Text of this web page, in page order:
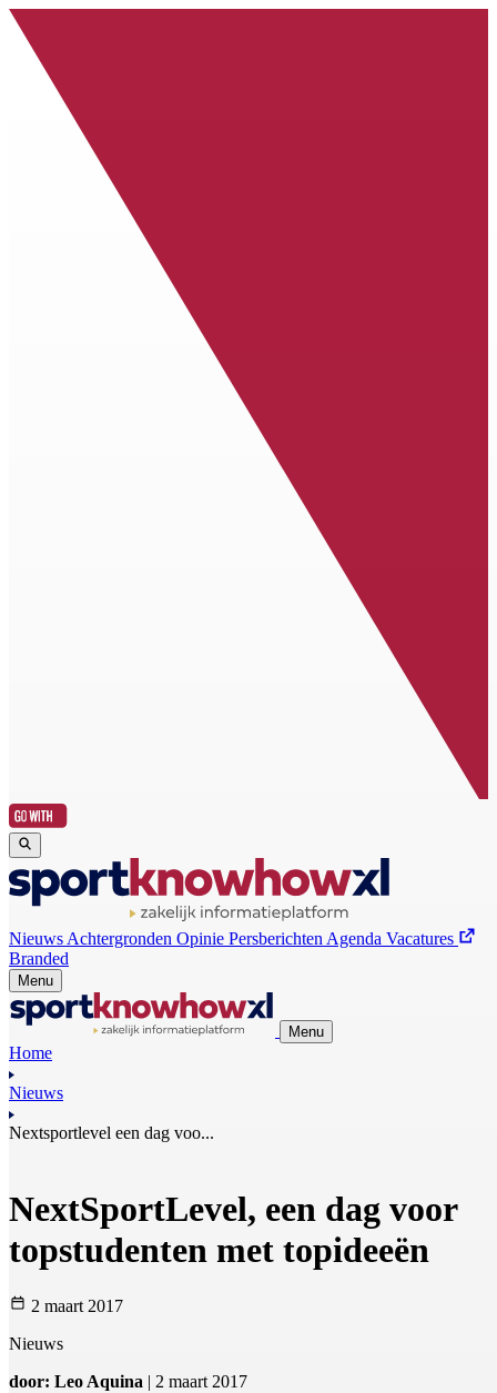
Nieuws Achtergronden Opinie Persberichten Agenda Vacatures
Branded
Menu
Menu
Home
Nieuws
Nextsportlevel een dag voo...
NextSportLevel, een dag voor
topstudenten met topideeën
2 maart 2017
Nieuws
door: Leo Aquina | 2 maart 2017